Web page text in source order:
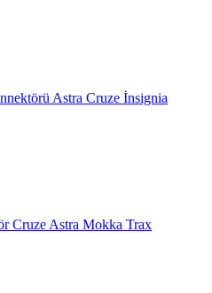
Astra Cruze İnsignia
Cruze Astra Mokka Trax